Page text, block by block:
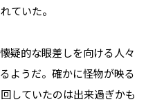
ていた。
疑的な眼差しを向ける人々
ようだ。確かに怪物が映る
していたのは出来過ぎかも